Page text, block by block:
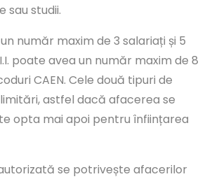
sau studii.
număr maxim de 3 salariați și 5
poate avea un număr maxim de 8
CAEN. Cele două tipuri de
astfel dacă afacerea se
opta mai apoi pentru înființarea
se potrivește afacerilor